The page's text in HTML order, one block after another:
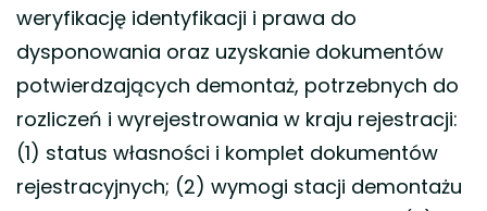
weryfikację identyfikacji i prawa do
dysponowania oraz uzyskanie dokumentów
potwierdzających demontaż, potrzebnych do
rozliczeń i wyrejestrowania w kraju rejestracji:
(1) status własności i komplet dokumentów
rejestracyjnych; (2) wymogi stacji demontażu